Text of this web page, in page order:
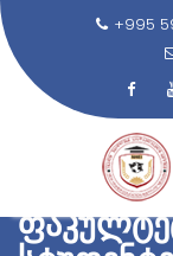
+995